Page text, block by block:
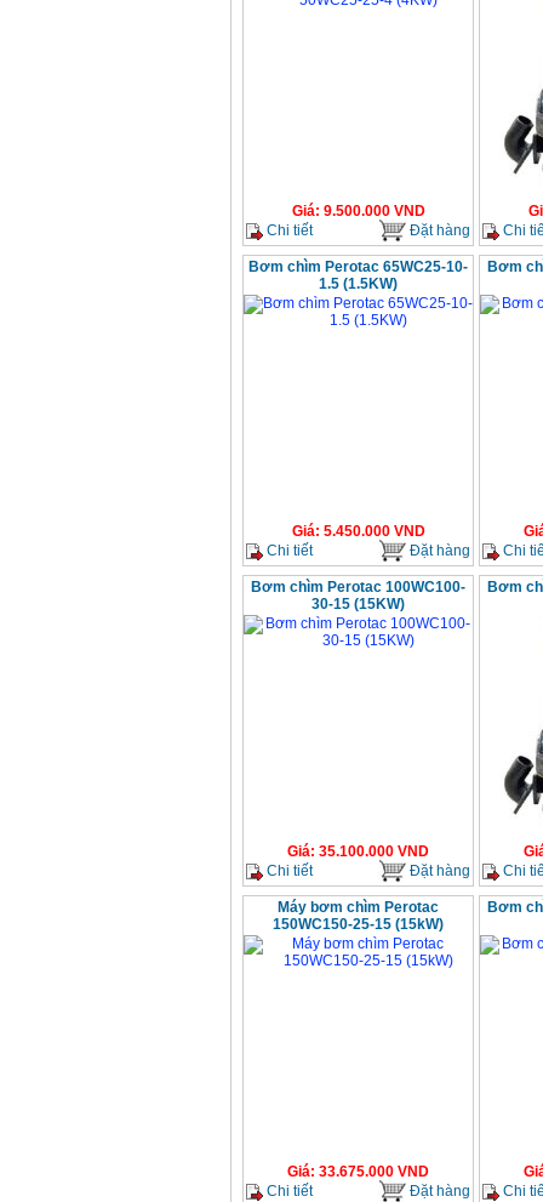
Giá: 9.500.000VND
Chi tiết
Đặt hàng
Chi
Bơm chìm Perotac 65WC25-10-
1.5 (1.5KW)
Giá: 5.450.000VND
Chi tiết
Đặt hàng
Bơm
Chi
Bơm chìm Perotac 100WC100-
30-15 (15KW)
Giá: 35.100.000 VND
Chi tiết
Đặt hàng
Bơm
Chi
Máy bơm chìm Perotac
150WC150-25-15 (15kW)
Giá: 33.675.000 VND
Chi tiết
Đặt hàng
Bơm
Chi